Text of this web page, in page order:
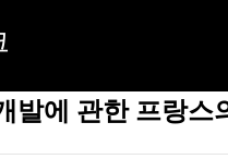
발에 관한 프랑스